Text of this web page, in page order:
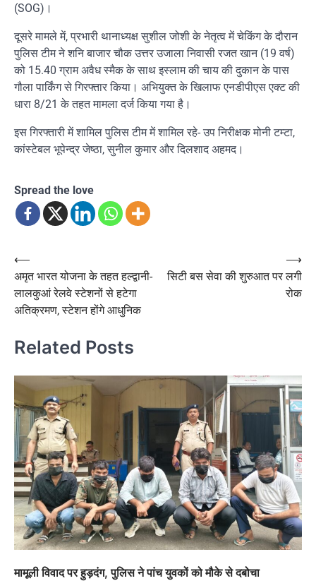
(SOG)।
दूसरे मामले में, प्रभारी थानाध्यक्ष सुशील जोशी के नेतृत्व में चेकिंग के दौरान
पुलिस टीम ने शनि बाजार चौक उत्तर उजाला निवासी रजत खान (19 वर्ष)
को 15.40 ग्राम अवैध स्मैक के साथ इस्लाम की चाय की दुकान के पास
गौला पार्किंग से गिरफ्तार किया। अभियुक्त के खिलाफ एनडीपीएस एक्ट की
धारा 8/21 के तहत मामला दर्ज किया गया है।
इस गिरफ्तारी में शामिल पुलिस टीम में शामिल रहे- उप निरीक्षक मोनी टम्टा,
कांस्टेबल भूपेन्द्र जेष्ठा, सुनील कुमार और दिलशाद अहमद।
Spread the love
Post
navigation
⟵
अमृत भारत योजना के तहत हल्द्वानी-
लालकुआं रेलवे स्टेशनों से हटेगा
अतिक्रमण, स्टेशन होंगे आधुनिक
सिटी बस सेवा की शुरुआत पर लगी
रोक
⟶
Related Posts
मामूली विवाद पर हुड़दंग, पुलिस ने पांच युवकों को मौके से दबोचा